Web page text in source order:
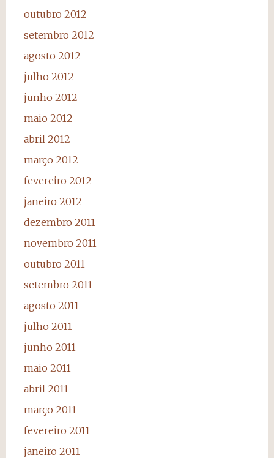
outubro 2012
setembro 2012
agosto 2012
julho 2012
junho 2012
maio 2012
abril 2012
março 2012
fevereiro 2012
janeiro 2012
dezembro 2011
novembro 2011
outubro 2011
setembro 2011
agosto 2011
julho 2011
junho 2011
maio 2011
abril 2011
março 2011
fevereiro 2011
janeiro 2011